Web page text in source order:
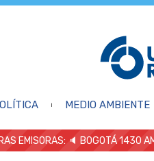
MEDIO AMBIENTE
EMISORAS: 🔈 BOGOTÁ 1430